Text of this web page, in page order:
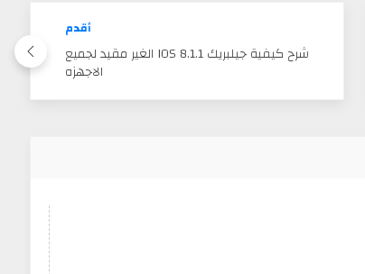
أقدم
شرح كيفية جيلبريك IOS 8.1.1 الغير مقيد لجميع
الاجهزه